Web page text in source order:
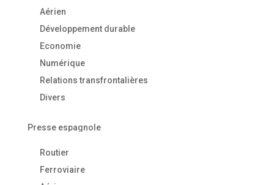
Aérien
Développement durable
Economie
Numérique
Relations transfrontalières
Divers
Presse espagnole
Routier
Ferroviaire